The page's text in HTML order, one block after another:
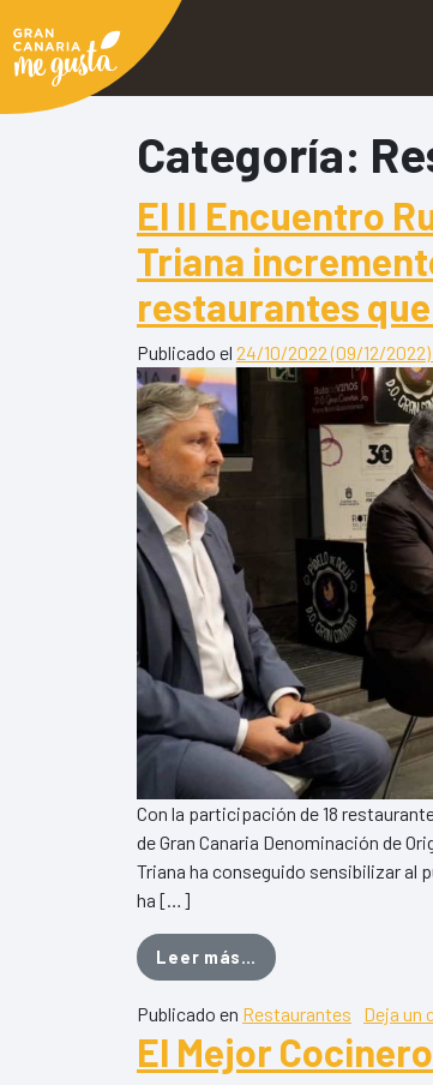
Categoría:
El II Encuentro
Triana
restaurantes
Publicado el 24/10/2022(09/12/2022)
Con la participación de 18
de Gran Canaria Denominación de
Triana ha conseguido sensibilizar al
ha […]
Leer más… from El II
Publicado en Restaurantes Deja un
El Mejor